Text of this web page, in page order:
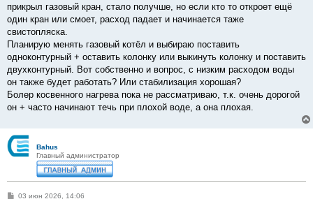
прикрыл газовый кран, стало получше, но если кто то откроет ещё
один кран или смоет, расход падает и начинается таже
свистопляска.
Планирую менять газовый котёл и выбираю поставить
одноконтурный + оставить колонку или выкинуть колонку и поставить
двухконтурный. Вот собственно и вопрос, с низким расходом воды
он также будет работать? Или стабилизация хорошая?
Болер косвенного нагрева пока не рассматриваю, т.к. очень дорогой
он + часто начинают течь при плохой воде, а она плохая.
Bahus
Главный администратор
С03 июн 2026, 14:06